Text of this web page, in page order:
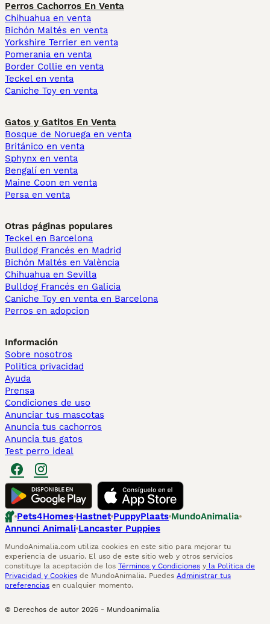
Perros Cachorros En Venta
Chihuahua en venta
Bichón Maltés en venta
Yorkshire Terrier en venta
Pomerania en venta
Border Collie en venta
Teckel en venta
Caniche Toy en venta
Gatos y Gatitos En Venta
Bosque de Noruega en venta
Británico en venta
Sphynx en venta
Bengalí en venta
Maine Coon en venta
Persa en venta
Otras páginas populares
Teckel en Barcelona
Bulldog Francés en Madrid
Bichón Maltés en València
Chihuahua en Sevilla
Bulldog Francés en Galicia
Caniche Toy en venta en Barcelona
Perros en adopcion
Información
Sobre nosotros
Politica privacidad
Ayuda
Prensa
Condiciones de uso
Anunciar tus mascotas
Anuncia tus cachorros
Anuncia tus gatos
Test perro ideal
Pets4Homes Hastnet PuppyPlaats MundoAnimalia
Annunci Animali Lancaster Puppies
MundoAnimalia.com utiliza cookies en este sitio para mejorar tu
experiencia de usuario. El uso de este sitio web y otros servicios
constituye la aceptación de los Términos y Condiciones y la Política de
Privacidad y Cookies de MundoAnimalia. Puedes Administrar tus
preferencias en cualquier momento.
© Derechos de autor 2026 - Mundoanimalia